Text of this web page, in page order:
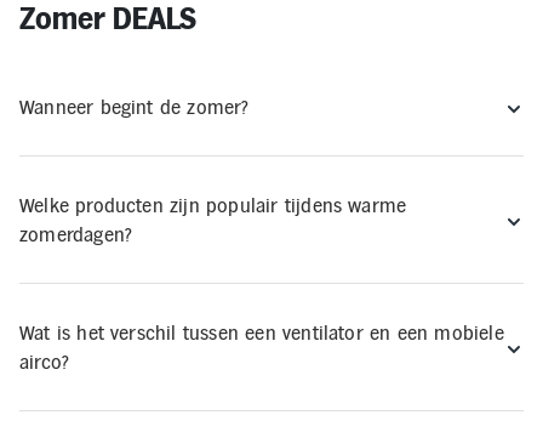
Zomer DEALS
Wanneer begint de zomer?
Welke producten zijn populair tijdens warme
zomerdagen?
Wat is het verschil tussen een ventilator en een mobiele
airco?